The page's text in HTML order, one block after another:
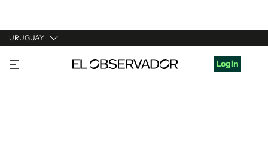
URUGUAY
URUGUAY
ARGENTINA
Login